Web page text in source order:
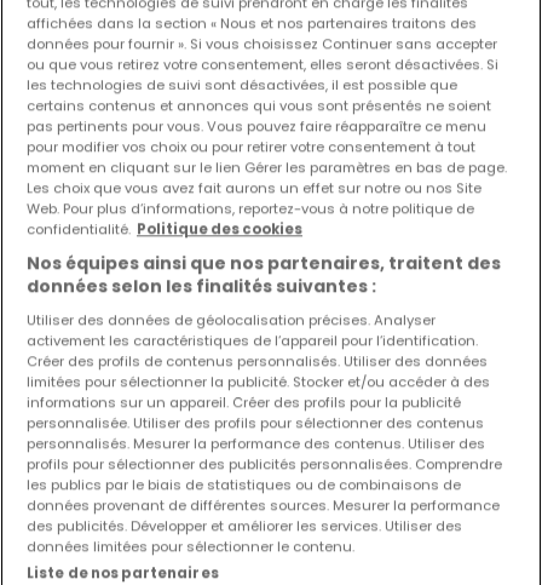
Appartement 2 chambres
520 000 €
affichées dans la section « Nous et nos partenaires traitons des
données pour fournir ». Si vous choisissez Continuer sans accepter
ou que vous retirez votre consentement, elles seront désactivées. Si
les technologies de suivi sont désactivées, il est possible que
certains contenus et annonces qui vous sont présentés ne soient
pas pertinents pour vous. Vous pouvez faire réapparaître ce menu
pour modifier vos choix ou pour retirer votre consentement à tout
moment en cliquant sur le lien Gérer les paramètres en bas de page.
Les choix que vous avez fait aurons un effet sur notre ou nos Site
Web. Pour plus d’informations, reportez-vous à notre politique de
confidentialité. Politique des cookies
Nos équipes ainsi que nos partenaires, traitent des
données selon les finalités suivantes :
Utiliser des données de géolocalisation précises. Analyser
activement les caractéristiques de l’appareil pour l’identification.
Créer des profils de contenus personnalisés. Utiliser des données
limitées pour sélectionner la publicité. Stocker et/ou accéder à des
informations sur un appareil. Créer des profils pour la publicité
personnalisée. Utiliser des profils pour sélectionner des contenus
personnalisés. Mesurer la performance des contenus. Utiliser des
profils pour sélectionner des publicités personnalisées. Comprendre
les publics par le biais de statistiques ou de combinaisons de
données provenant de différentes sources. Mesurer la performance
des publicités. Développer et améliorer les services. Utiliser des
données limitées pour sélectionner le contenu.
Liste de nos partenaires